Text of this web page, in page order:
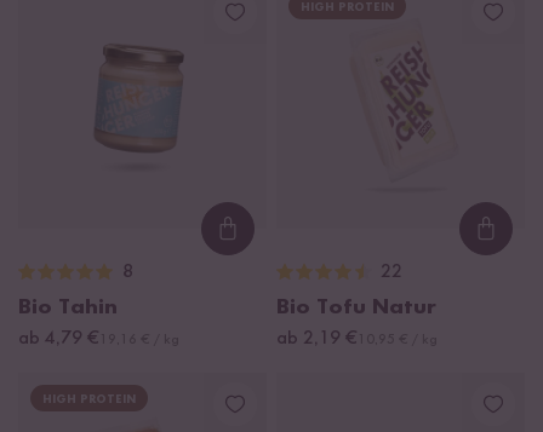
Loading...
8
Bio Tahin
ab 4,79 €
HIGH PROTEIN
22
Bio Tofu Natur
ab 2,19 €
HIGH PROTEIN